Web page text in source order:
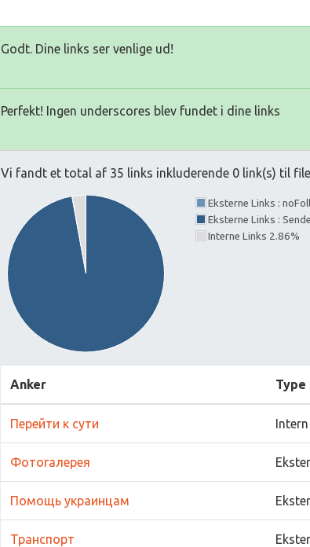
Godt. Dine links ser venlige ud!
Perfekt! Ingen underscores blev fundet i dine links
Vi fandt et total af 35 links inkluderende 0 link(s) til
Eksterne Links :
Eksterne Links :
Interne Links 2.86%
Anker Type
Перейти к сути Intern
Фотогалерея
Помощь украинцам
Транспорт